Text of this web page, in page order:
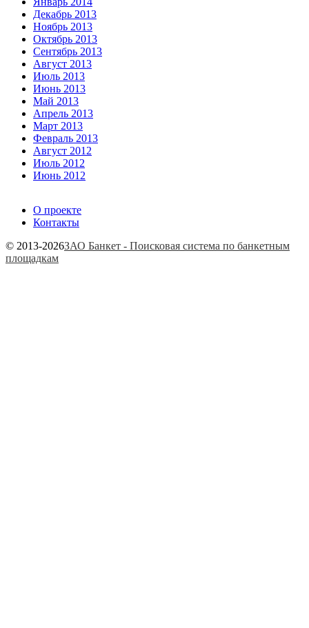
Декабрь 2013
Ноябрь 2013
Октябрь 2013
Сентябрь 2013
Август 2013
Июль 2013
Июнь 2013
Май 2013
Апрель 2013
Март 2013
Февраль 2013
Август 2012
Июль 2012
Июнь 2012
О проекте
Контакты
© 2013-2026ЗАО Банкет - Поисковая система по банкетным
площадкам